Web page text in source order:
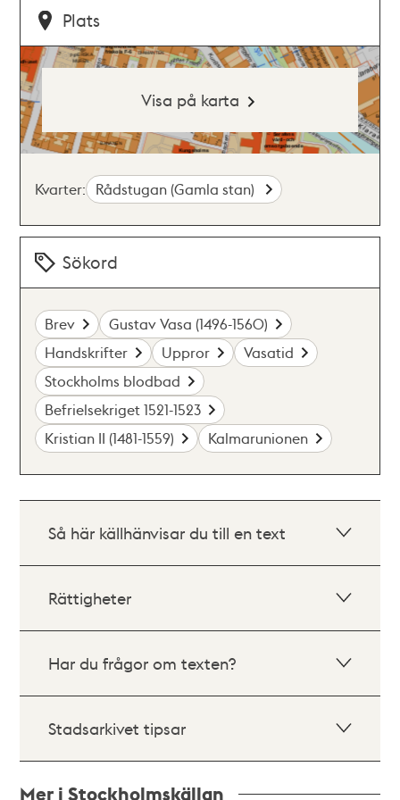
Plats
Visa på karta
Kvarter: Rådstugan (Gamla stan)
Sökord
Brev
Gustav Vasa (1496-1560)
Handskrifter
Uppror
Vasatid
Stockholms blodbad
Befrielsekriget 1521-1523
Kristian II (1481-1559)
Kalmarunionen
Så här källhänvisar du till en text
Rättigheter
Har du frågor om texten?
Stadsarkivet tipsar
Mer i Stockholmskällan